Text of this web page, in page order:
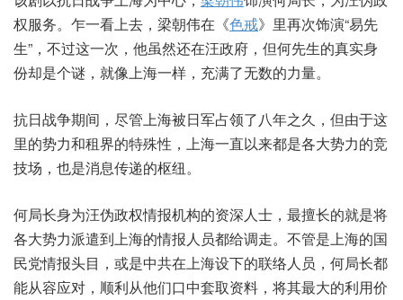
权服务。乍一看上去，梁朝伟在《色戒》里再次饰演“易先
生”，不过这一次，他虽然还在汪政府，但何先生的真实身
份却是个谜，就像上海一样，充满了无数的力量。
抗日战争期间，尽管上海被日军占领了八年之久，但由于这
里的势力和租界的特殊性，上海一直以来都是各大势力的竞
技场，也是消息传递的枢纽。
何局长身为汪伪政权情报机构的资深人士，最擅长的就是将
各大势力派遣到上海的情报人员都给调走。不管是上海的国
民党情报头目，或是中共在上海设下的联络人员，何局长都
能从容应对，顺利从他们口中套取资料，将其最大的利用价